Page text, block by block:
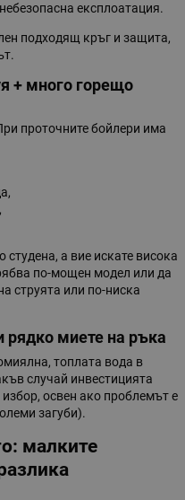
експлоатация.
подходящ кръг и защита,
+ много горещо
проточните бойлери има
а вие искате висока
по-мощен модел или да
струята или по-ниска
рядко миете на ръка
топлата вода в
случай инвестицията
освен ако проблемът е
загуби).
малките